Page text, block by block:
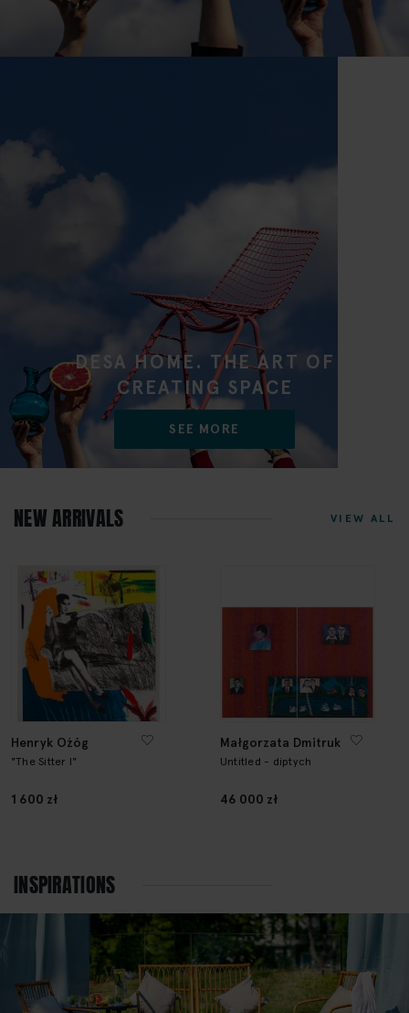
DESA HOME. THE ART OF
CREATING SPACE
SEE MORE
NEW ARRIVALS VIEW ALL
Henryk Ożóg
"The Sitter I"
1 600 zł
Małgorzata Dmitruk
Untitled - diptych
46 000 zł
INSPIRATIONS